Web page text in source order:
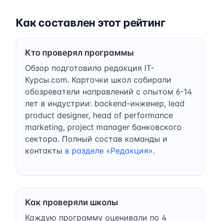
Как составлен этот рейтинг
Кто проверял программы
Обзор подготовила редакция IT-
Курсы.com. Карточки школ собирали
обозреватели направлений с опытом 6-14
лет в индустрии: backend-инженер, lead
product designer, head of performance
marketing, project manager банковского
сектора. Полный состав команды и
контакты в разделе «Редакция».
Как проверяли школы
Каждую программу оценивали по 4